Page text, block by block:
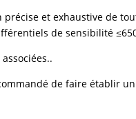
et exhaustive de
de sensibilité
de faire établir